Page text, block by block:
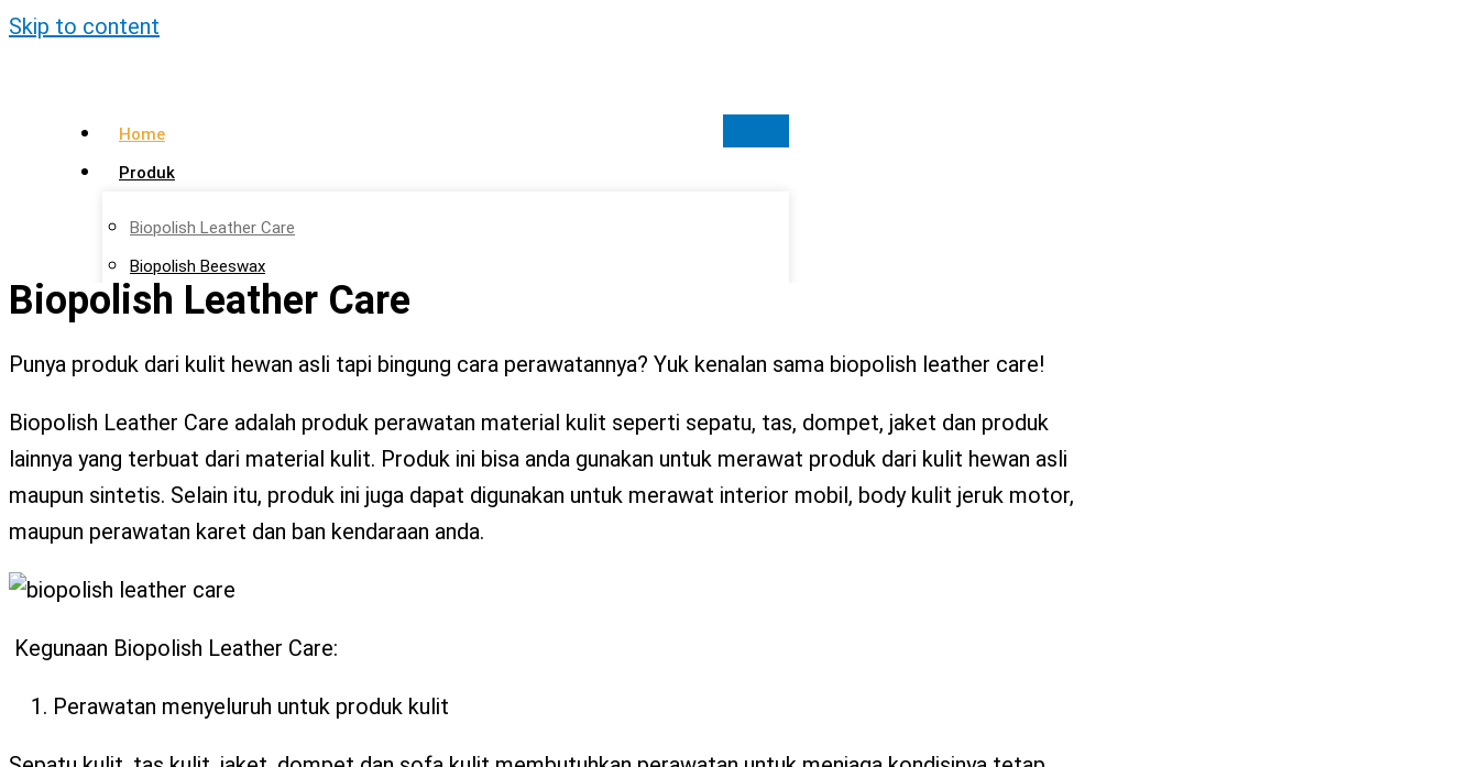
Skip to content
Home
Produk
Biopolish Leather Care
Biopolish Beeswax
Biopolish Natural Oil
Artikel
Kontak Kami
X
Biopolish Leather Care
Punya produk dari kulit hewan asli tapi bingung cara perawatannya? Yuk kenalan sama biopolish leather care!
Biopolish Leather Care adalah produk perawatan material kulit seperti sepatu, tas, dompet, jaket dan produk
lainnya yang terbuat dari material kulit. Produk ini bisa anda gunakan untuk merawat produk dari kulit hewan asli
maupun sintetis. Selain itu, produk ini juga dapat digunakan untuk merawat interior mobil, body kulit jeruk motor,
maupun perawatan karet dan ban kendaraan anda.
Kegunaan Biopolish Leather Care:
Perawatan menyeluruh untuk produk kulit